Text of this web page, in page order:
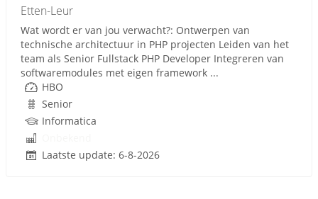
Etten-Leur
Wat wordt er van jou verwacht?: Ontwerpen van
technische architectuur in PHP projecten Leiden van het
team als Senior Fullstack PHP Developer Integreren van
softwaremodules met eigen framework ...
HBO
Senior
Informatica
Laatste update: 6-8-2026